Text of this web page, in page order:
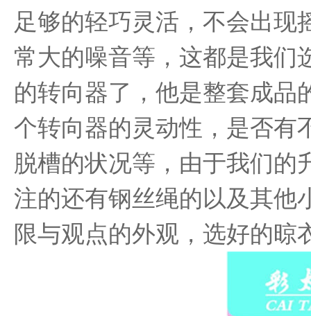
足够的轻巧灵活，不会出现
常大的噪音等，这都是我们
的转向器了，他是整套成品
个转向器的灵动性，是否有
脱槽的状况等，由于我们的
注的还有钢丝绳的以及其他
限与观点的外观，选好的晾